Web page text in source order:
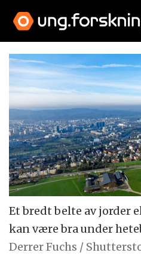
Et bredt belte av jorder
kan være bra under
Derrer Fuchs /